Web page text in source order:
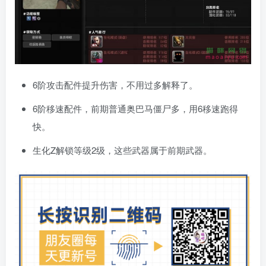
6阶攻击配件提升伤害，不用过多解释了。
6阶移速配件，前期普通奥巴马僵尸多，用6移速跑得
快。
生化Z解锁等级2级，这些武器属于前期武器。